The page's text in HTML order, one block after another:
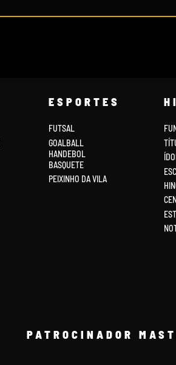
ESPORTES
FUTSAL
GOALBALL
HANDEBOL
BASQUETE
PEIXINHO DA VILA
PATROCINADOR